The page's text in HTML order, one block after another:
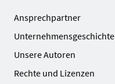
Ansprechpartner
Unternehmensgeschichte
Unsere Autoren
Rechte und Lizenzen